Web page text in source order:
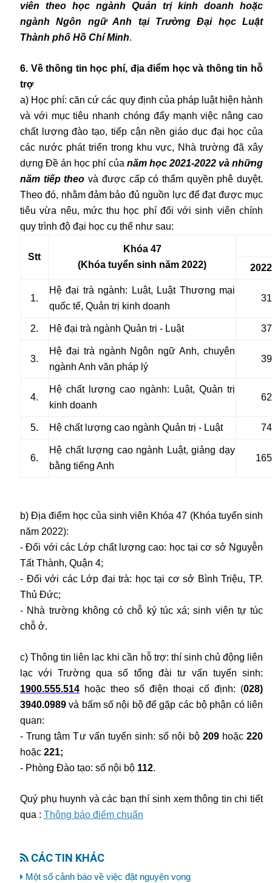
viên theo học ngành Quản trị kinh doanh hoặc
ngành Ngôn ngữ Anh tại Trường Đại học Luật
Thành phố Hồ Chí Minh.
6. Về thông tin học phí, địa điểm học và thông tin hỗ
trợ
a) Học phí: căn cứ các quy định của pháp luật hiện hành
và với mục tiêu nhanh chóng đẩy mạnh việc nâng cao
chất lượng đào tạo, tiếp cận nền giáo dục đại học của
các nước phát triển trong khu vực, Nhà trường đã xây
dựng Đề án học phí của năm học 2021-2022 và những
năm tiếp theo và được cấp có thẩm quyền phê duyệt.
Theo đó, nhằm đảm bảo đủ nguồn lực để đạt được mục
tiêu vừa nêu, mức thu học phí đối với sinh viên chính
quy trình độ đại học cụ thể như sau:
Stt
Khóa 47
(Khóa tuyển sinh năm 2022)
1.
Hệ đại trà ngành: Luật, Luật Thương mại
quốc tế, Quản trị kinh doanh
2. Hệ đại trà ngành Quản trị - Luật
3.
Hệ đại trà ngành Ngôn ngữ Anh, chuyên
ngành Anh văn pháp lý
4.
Hệ chất lượng cao ngành: Luật, Quản trị
kinh doanh
5. Hệ chất lượng cao ngành Quản trị - Luật
6.
Hệ chất lượng cao ngành Luật, giảng dạy
bằng tiếng Anh
b) Địa điểm học của sinh viên Khóa 47 (Khóa tuyển sinh
năm 2022):
- Đối với các Lớp chất lượng cao: học tại cơ sở Nguyễn
Tất Thành, Quận 4;
- Đối với các Lớp đại trà: học tại cơ sở Bình Triệu, TP.
Thủ Đức;
- Nhà trường không có chỗ ký túc xá; sinh viên tự túc
chỗ ở.
c) Thông tin liên lạc khi cần hỗ trợ: thí sinh chủ động liên
lạc với Trường qua số tổng đài tư vấn tuyển sinh:
1900.555.514 hoặc theo số điện thoại cố định: (028)
3940.0989 và bấm số nội bộ để gặp các bộ phận có liên
quan:
- Trung tâm Tư vấn tuyển sinh: số nội bộ 209 hoặc220
hoặc 221;
- Phòng Đào tạo: số nội bộ 112.
Quý phụ huynh và các bạn thí sinh xem thông tin chi tiết
qua : Thông báo điểm chuẩn
CÁC TIN KHÁC
Một số cảnh báo về việc đặt nguyện vọng